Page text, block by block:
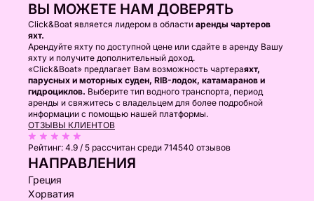
ВЫ МОЖЕТЕ НАМ ДОВЕРЯТЬ
Click&Boat является лидером в области аренды чартеров
яхт.
Арендуйте яхту по доступной цене или сдайте в аренду Вашу
яхту и получите дополнительный доход.
«Click&Boat» предлагает Вам возможность чартераяхт,
парусных и моторных суден, RIB-лодок, катамаранов и
гидроциклов. Выберите тип водного транспорта, период
аренды и свяжитесь с владельцем для более подробной
информации с помощью нашей платформы.
ОТЗЫВЫ КЛИЕНТОВ
Рейтинг: 4.9 / 5 рассчитан среди 714540 отзывов
НАПРАВЛЕНИЯ
Греция
Хорватия